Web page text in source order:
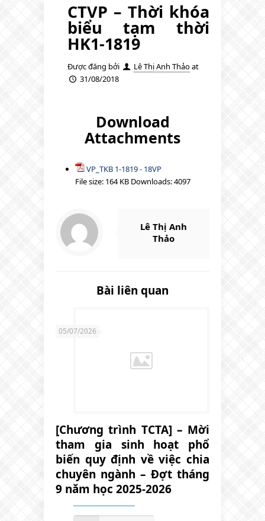
CTVP – Thời khóa
biểu tạm thời
HK1-1819
Được đăng bởi Lê Thị Anh Thảoat
31/08/2018
Download
Attachments
VP_TKB 1-1819 - 18VP
File size:164 KB Downloads:4097
Lê Thị Anh
Thảo
Bài liên quan
05/07/2026
[Chương trình TCTA] – Mời
tham gia sinh hoạt phổ
biến quy định về việc chia
chuyên ngành – Đợt tháng
9 năm học 2025-2026